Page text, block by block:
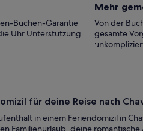
Buchen-Garantie
Uhr Unterstützung
Mehr
Von der
gesamte
für deine Reise nach
in einem Feriendomizil in
Familienurlaub, deine